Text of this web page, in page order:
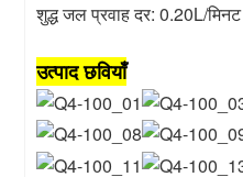
शुद्ध जल प्रवाह दर: 0.20L/मिनट
उत्पाद छवियाँ